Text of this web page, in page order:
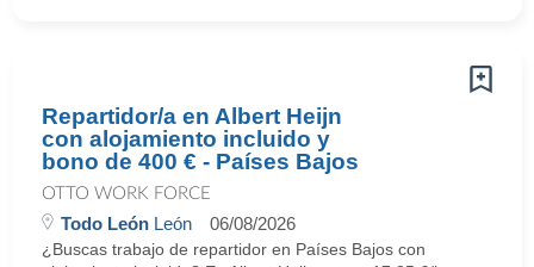
Repartidor/a en Albert Heijn
con alojamiento incluido y
bono de 400 € - Países Bajos
OTTO WORK FORCE
Todo León León 06/08/2026
¿Buscas trabajo de repartidor en Países Bajos con